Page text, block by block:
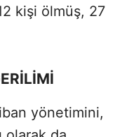
kişi ölmüş, 27
yönetimini,